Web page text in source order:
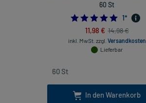
60 St
5.0
1*
11,98 € 14,98 €
inkl. MwSt. zzgl. Versandkosten
Lieferbar
In den Warenkorb